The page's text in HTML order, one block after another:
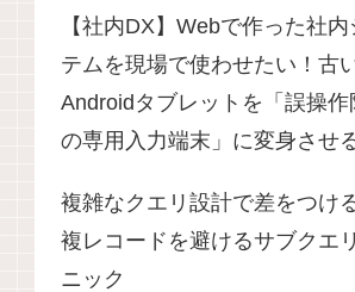
【社内DX】Webで作った社内
テムを現場で使わせたい！古
Androidタブレットを「誤操作
の専用入力端末」に変身させ
複雑なクエリ設計で差をつけ
複レコードを避けるサブクエ
ニック